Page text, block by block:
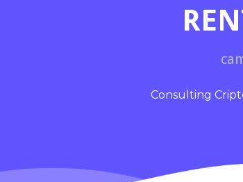
Consulting